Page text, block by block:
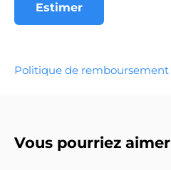
Estimer
Politique de remboursement
Vous pourriez aimer